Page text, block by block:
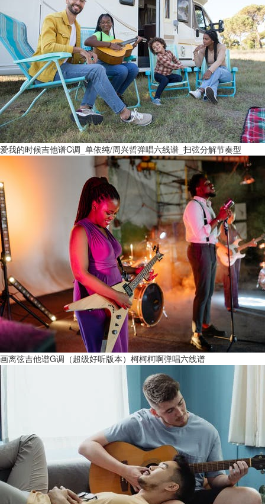
爱我的时候吉他谱C调_单依纯/周兴哲弹唱六线谱_扫弦分解节奏型
画离弦吉他谱G调（超级好听版本）柯柯柯啊弹唱六线谱